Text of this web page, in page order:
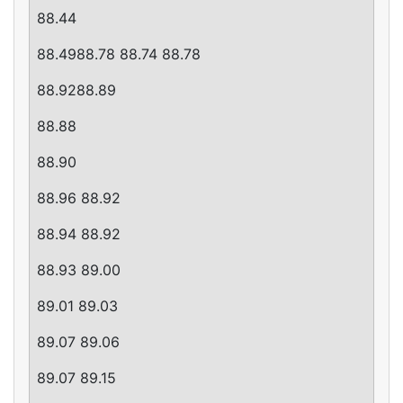
88.44
88.4988.78 88.74 88.78
88.9288.89
88.88
88.90
88.96 88.92
88.94 88.92
88.93 89.00
89.01 89.03
89.07 89.06
89.07 89.15